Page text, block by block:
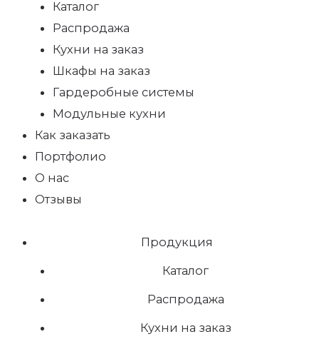
Каталог
Распродажа
Кухни на заказ
Шкафы на заказ
Гардеробные системы
Модульные кухни
Как заказать
Портфолио
О нас
Отзывы
Продукция
Каталог
Распродажа
Кухни на заказ